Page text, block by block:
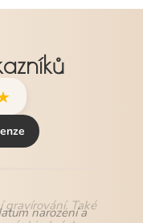
narození a